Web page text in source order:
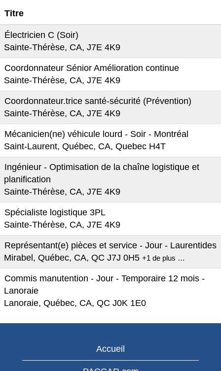
Titre
Électricien C (Soir)
Sainte-Thérèse, CA, J7E 4K9
Coordonnateur Sénior Amélioration continue
Sainte-Thérèse, CA, J7E 4K9
Coordonnateur.trice santé-sécurité (Prévention)
Sainte-Thérèse, CA, J7E 4K9
Mécanicien(ne) véhicule lourd - Soir - Montréal
Saint-Laurent, Québec, CA, Quebec H4T
Ingénieur - Optimisation de la chaîne logistique et
planification
Sainte-Thérèse, CA, J7E 4K9
Spécialiste logistique 3PL
Sainte-Thérèse, CA, J7E 4K9
Représentant(e) pièces et service - Jour - Laurentides
Mirabel, Québec, CA, QC J7J 0H5 +1 de plus …
Commis manutention - Jour - Temporaire 12 mois -
Lanoraie
Lanoraie, Québec, CA, QC J0K 1E0
Accueil